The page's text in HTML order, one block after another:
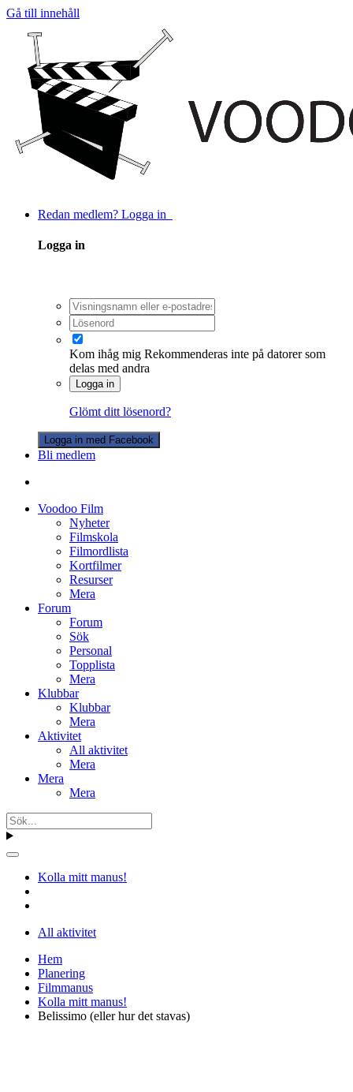
Gå till innehåll
Redan medlem? Logga in
Logga in
Kom ihåg mig Rekommenderas inte på datorer som
delas med andra
Logga in
Glömt ditt lösenord?
Logga in med Facebook
Bli medlem
Voodoo Film
Nyheter
Filmskola
Filmordlista
Kortfilmer
Resurser
Mera
Forum
Forum
Sök
Personal
Topplista
Mera
Klubbar
Klubbar
Mera
Aktivitet
All aktivitet
Mera
Mera
Mera
Kolla mitt manus!
All aktivitet
Hem
Planering
Filmmanus
Kolla mitt manus!
Belissimo (eller hur det stavas)